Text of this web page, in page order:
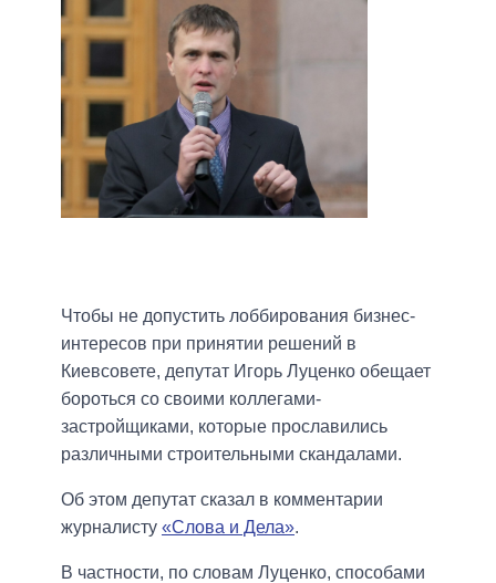
Чтобы не допустить лоббирования бизнес-
интересов при принятии решений в
Киевсовете, депутат Игорь Луценко обещает
бороться со своими коллегами-
застройщиками, которые прославились
различными строительными скандалами.
Об этом депутат сказал в комментарии
журналисту «Слова и Дела».
В частности, по словам Луценко, способами